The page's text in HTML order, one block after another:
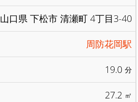
山口県 下松市 清瀬町 4丁目3-40
周防花岡駅
19.0 分
27.2 ㎡